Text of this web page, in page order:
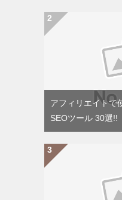
アフィリエイトで
SEOツール 30選!!